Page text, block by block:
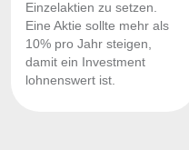
Einzelaktien zu setzen.
Eine Aktie sollte mehr als
10% pro Jahr steigen,
damit ein Investment
lohnenswert ist.